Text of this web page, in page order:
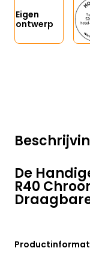
De
R40
Eigen
ontwerp